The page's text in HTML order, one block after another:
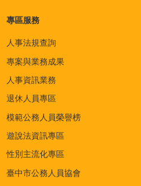
專區服務
人事法規查詢
專案與業務成果
人事資訊業務
退休人員專區
模範公務人員榮譽榜
遊說法資訊專區
性別主流化專區
臺中市公務人員協會